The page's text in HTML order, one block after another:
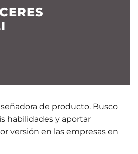
de producto. Busco
habilidades y aportar
versión en las empresas en